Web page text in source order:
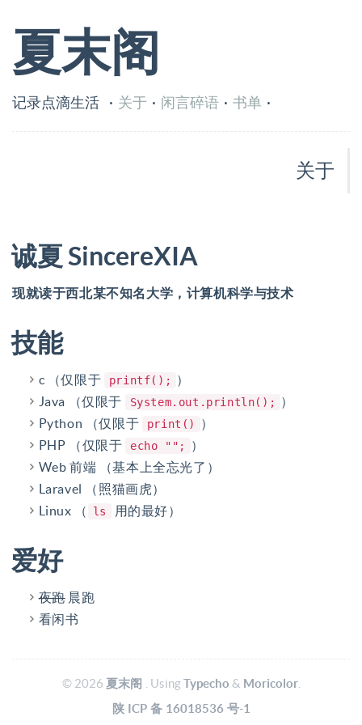
夏末阁
记录点滴生活 · 关于 · 闲言碎语 · 书单 ·
关于
诚夏 SincereXIA
现就读于西北某不知名大学，计算机科学与技术
技能
c （仅限于 printf();
）
Java （仅限于
System.out.println();
）
Python （仅限于
print()
）
PHP （仅限于
echo "";
）
Web 前端 （基本上全忘光了）
Laravel （照猫画虎）
Linux （
ls 用的最好）
爱好
夜跑晨跑
看闲书
© 2026 夏末阁 . UsingTypecho & Moricolor.
陕 ICP 备 16018536 号-1